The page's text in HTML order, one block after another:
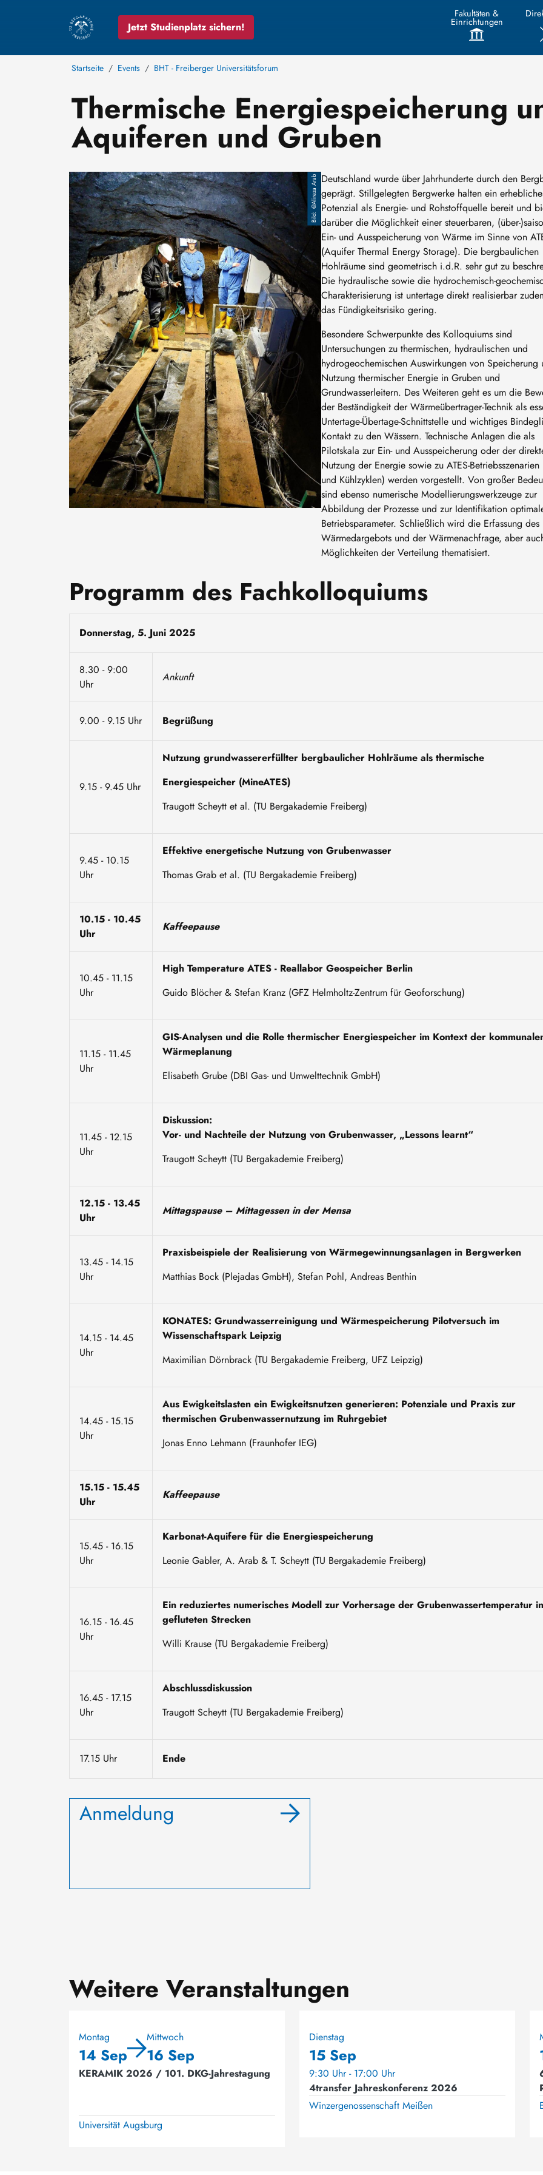
Jetzt Studienplatz sichern!
Fakultäten &
Einrichtungen
Startseite Events BHT - Freiberger Universitätsforum
Thermische Energiespeicherung
Aquiferen und Gruben
Bild @Alireza Arab Deutschland wurde über Jahrhunderte durch den
geprägt. Stillgelegten Bergwerke halten ein
Potenzial als Energie- und Rohstoffquelle bereit und
darüber die Möglichkeit einer steuerbaren, (über-
Ein- und Ausspeicherung von Wärme im Sinne von
(Aquifer Thermal Energy Storage). Die bergbaulichen
Hohlräume sind geometrisch i.d.R. sehr gut zu
Die hydraulische sowie die hydrochemisch-
Charakterisierung ist untertage direkt realisierbar
das Fündigkeitsrisiko gering.
Besondere Schwerpunkte des Kolloquiums sind
Untersuchungen zu thermischen, hydraulischen und
hydrogeochemischen Auswirkungen von Speicherung
Nutzung thermischer Energie in Gruben und
Grundwasserleitern. Des Weiteren geht es um die
der Beständigkeit der Wärmeübertrager-Technik als
Untertage-Übertage-Schnittstelle und wichtiges
Kontakt zu den Wässern. Technische Anlagen die als
Pilotskala zur Ein- und Ausspeicherung oder der
Nutzung der Energie sowie zu ATES-Betriebsszenarien
und Kühlzyklen) werden vorgestellt. Von großer
sind ebenso numerische Modellierungswerkzeuge zur
Abbildung der Prozesse und zur Identifikation
Betriebsparameter. Schließlich wird die Erfassung des
Wärmedargebots und der Wärmenachfrage, aber
Möglichkeiten der Verteilung thematisiert.
Programm des Fachkolloquiums
Donnerstag, 5. Juni 2025
8.30 - 9:00
Uhr
Ankunft
9.00 - 9.15 Uhr Begrüßung
9.15 - 9.45 Uhr
Nutzung grundwassererfüllter bergbaulicher Hohlräume als thermische
Energiespeicher (MineATES)
Traugott Scheytt et al. (TU Bergakademie Freiberg)
9.45 - 10.15
Uhr
Effektive energetische Nutzung von Grubenwasser
Thomas Grab et al. (TU Bergakademie Freiberg)
10.15 - 10.45
Uhr
Kaffeepause
10.45 - 11.15
Uhr
High Temperature ATES - Reallabor Geospeicher Berlin
Guido Blöcher & Stefan Kranz (GFZ Helmholtz-Zentrum für Geoforschung)
11.15 - 11.45
Uhr
GIS-Analysen und die Rolle thermischer Energiespeicher im Kontext der
Wärmeplanung
Elisabeth Grube (DBI Gas- und Umwelttechnik GmbH)
11.45 - 12.15
Uhr
Diskussion:
Vor- und Nachteile der Nutzung von Grubenwasser, „Lessons learnt“
Traugott Scheytt (TU Bergakademie Freiberg)
12.15 - 13.45
Uhr
Mittagspause – Mittagessen in der Mensa
13.45 - 14.15
Uhr
Praxisbeispiele der Realisierung von Wärmegewinnungsanlagen in Bergwerken
Matthias Bock (Plejadas GmbH), Stefan Pohl, Andreas Benthin
14.15 - 14.45
Uhr
KONATES: Grundwasserreinigung und Wärmespeicherung Pilotversuch im
Wissenschaftspark Leipzig
Maximilian Dörnbrack (TU Bergakademie Freiberg, UFZ Leipzig)
14.45 - 15.15
Uhr
Aus Ewigkeitslasten ein Ewigkeitsnutzen generieren: Potenziale und Praxis zur
thermischen Grubenwassernutzung im Ruhrgebiet
Jonas Enno Lehmann (Fraunhofer IEG)
15.15 - 15.45
Uhr
Kaffeepause
15.45 - 16.15
Uhr
Karbonat-Aquifere für die Energiespeicherung
Leonie Gabler, A. Arab & T. Scheytt (TU Bergakademie Freiberg)
16.15 - 16.45
Uhr
Ein reduziertes numerisches Modell zur Vorhersage der Grubenwassertemperatur in
gefluteten Strecken
Willi Krause (TU Bergakademie Freiberg)
16.45 - 17.15
Uhr
Abschlussdiskussion
Traugott Scheytt (TU Bergakademie Freiberg)
17.15 Uhr Ende
Anmeldung
Weitere Veranstaltungen
Montag
14 Sep
Mittwoch
16 Sep
KERAMIK 2026 / 101. DKG-Jahrestagung
Universität Augsburg
Dienstag
15 Sep
9:30 Uhr - 17:00 Uhr
4transfer Jahreskonferenz 2026
Winzergenossenschaft Meißen